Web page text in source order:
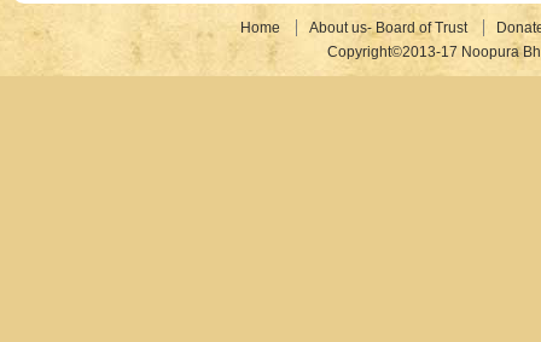
Home About us- Board of Trust
Copyright©2013-17 Noopura